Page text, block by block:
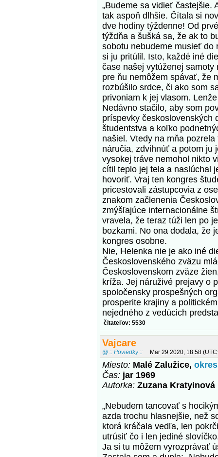
„Budeme sa vidieť častejšie.
tak aspoň dlhšie. Čítala si
dve hodiny týždenne! Od
týždňa a šušká sa, že ak to
sobotu nebudeme musieť do
si ju pritúlil. Isto, každé iné
čase našej vytúženej
pre ňu nemôžem spávať, že
rozbúšilo srdce, či ako som
privoniam k jej vlasom.
Nedávno stačilo, aby som
príspevky československých
študentstva a koľko
našiel. Vtedy na mňa
náručia, zdvihnúť a potom ju
vysokej tráve nemohol nikto
cítil teplo jej tela a naslúchal
hovoriť. Vraj ten kongres
pricestovali zástupcovia z
znakom začlenenia
zmýšľajúce internacionálne
vravela, že teraz túži len po
bozkami. No ona dodala, že
kongres osobne.
Nie, Helenka nie je ako iné
Československého zväzu
Československom zväze
kríža. Jej náruživé prejavy o
spoločensky prospešných
prosperite krajiny a
nejedného z vedúcich
čitateľov: 5530
Vajcare
@ :: Poviedky :: Mar 29 2020, 18:58
Miesto: Malé Zalužice,
Čas: jar 1969
Autorka: Zuzana Kratyinová
„Nebudem tancovať s
azda trochu hlasnejšie, než
ktorá kráčala vedľa, len
utrúsiť čo i len jediné
Ja si tu môžem vyrozprávať